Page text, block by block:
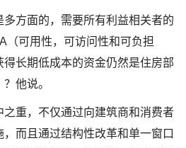
方面的，需要所有利益相关者的
（可用性，可访问性和可负担
长期低成本的资金仍然是住房部
他说。
之重，不仅通过向建筑商和消费者
而且通过结构性改革和单一窗口